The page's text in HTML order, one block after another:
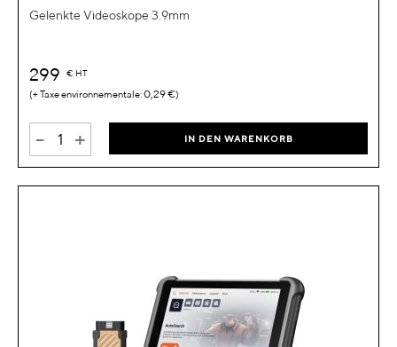
Gelenkte Videoskope 3.9mm
299 € HT
0,29 €
- + IN DEN WARENKORB